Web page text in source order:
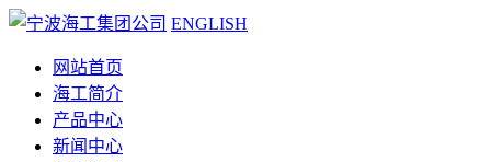
ENGLISH
网站首页
海工简介
产品中心
新闻中心